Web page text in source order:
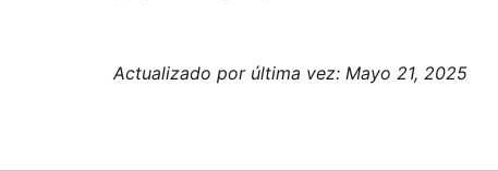
Actualizado por última vez: Mayo 21, 2025